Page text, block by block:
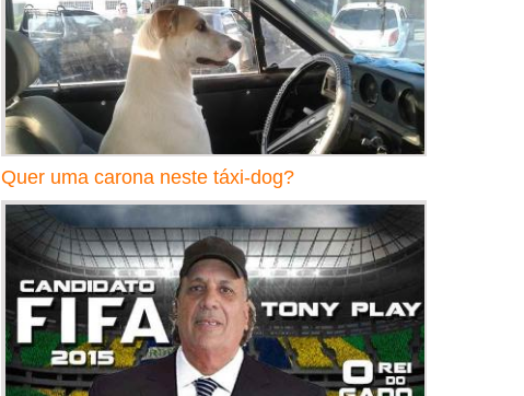
Quer uma carona neste táxi-dog?